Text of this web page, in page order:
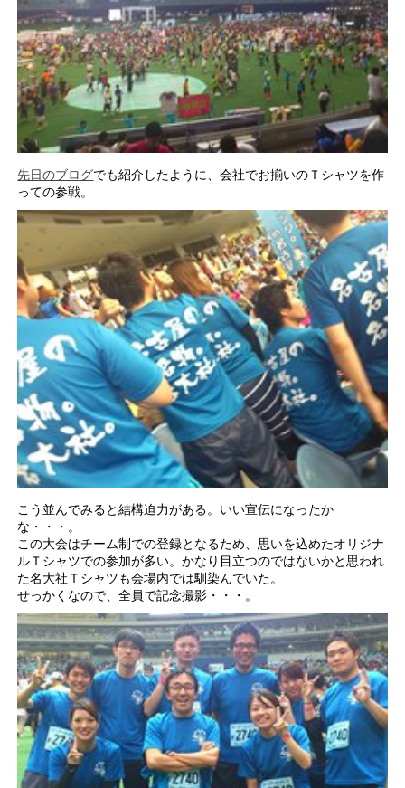
先日のブログでも紹介したように、会社でお揃いのＴシャツを作
っての参戦。
こう並んでみると結構迫力がある。いい宣伝になったか
な・・・。
この大会はチーム制での登録となるため、思いを込めたオリジナ
ルＴシャツでの参加が多い。かなり目立つのではないかと思われ
た名大社Ｔシャツも会場内では馴染んでいた。
せっかくなので、全員で記念撮影・・・。